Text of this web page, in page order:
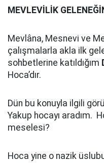
MEVLEVİLİK
Mevlâna, Mesnevi ve
çalışmalarla akla ilk
sohbetlerine katıldığım
Hoca’dır.
Dün bu konuyla ilgili
Yakup hocayı aradım.
meselesi?
Hoca yine o nazik